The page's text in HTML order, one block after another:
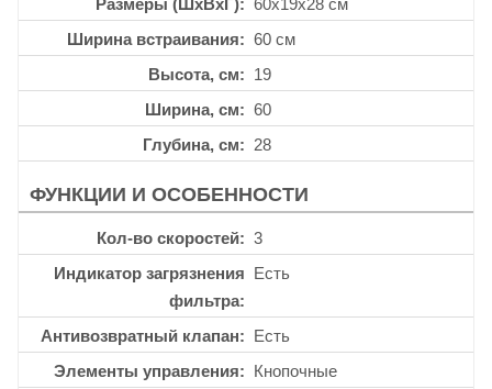
Размеры (ШхВхГ)
60x19x28 см
Ширина встраивания
60 см
Высота, см
19
Ширина, см
60
Глубина, см
28
ФУНКЦИИ И ОСОБЕННОСТИ
Кол-во скоростей
3
Индикатор загрязнения
фильтра
Есть
Антивозвратный клапан
Есть
Элементы управления
Кнопочные